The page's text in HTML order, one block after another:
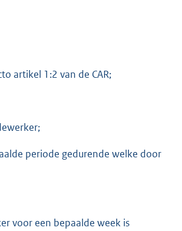
artikel 1:2 van de CAR;
periode gedurende welke door
voor een bepaalde week is